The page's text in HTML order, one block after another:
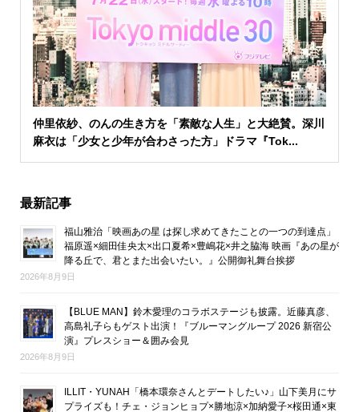
仲里依紗、のんの生き方を「素敵な人生」と大絶賛。深川
麻衣は「少女と少年が合わさった方」ドラマ『Tok...
最新記事
福山雅治「映画あの星 は探し求めてきたことの一つの到達点」
福原遥×細田佳央太×出口夏希×豊嶋花×井之脇海 映画『あの星が
降る丘で、君とまた出会いたい。』公開御礼舞台挨拶
2026年8月9日
【BLUE MAN】鈴木愛理のコラボステージも披露。近藤真彦、
高島礼子らもゲスト出演！『ブルーマングループ 2026 新宿公
演』プレスショー＆囲み会見
2026年8月9日
ILLIT・YUNAH「橋本環奈さんとデートしたい♪」山下美月にサ
プライズも！チェ・ジョンヒョプ×勝地涼×加納愛子×桜田通×東